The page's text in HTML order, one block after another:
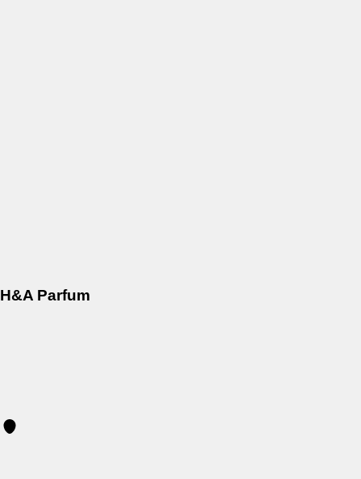
H&A Parfum